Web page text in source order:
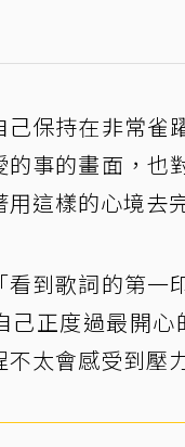
己保持在非常雀
的事的畫面，也
這樣的心境去
看到歌詞的第一
己正度過最開
太會感受到壓